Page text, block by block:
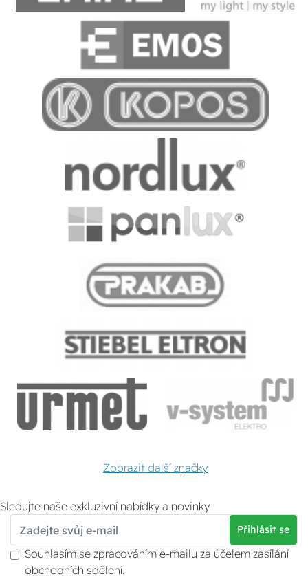
Zobrazit další značky
Sledujte naše exkluzivní nabídky a novinky
Přihlásit se
Souhlasím se zpracováním e-mailu za účelem zasílání
obchodních sdělení.